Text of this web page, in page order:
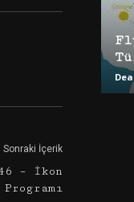
Sonraki İçerik
– İkon
Programı